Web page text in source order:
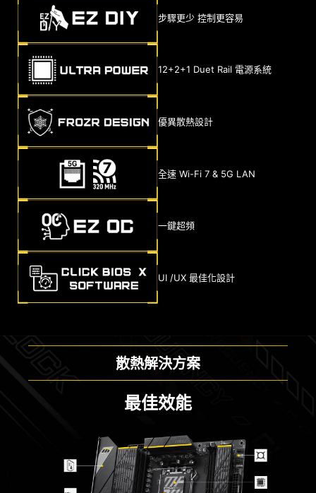
步驟更少 控制更容易
12+2+1 Duet Rail 電源系統
優異散熱設計
全速 Wi-Fi 7 & 5G LAN
一鍵超頻
UI /UX 最佳化設計
散熱解決方案
最佳效能